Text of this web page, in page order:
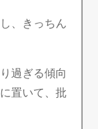
、きっちん
過ぎる傾向
置いて、批